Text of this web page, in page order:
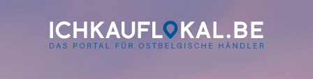
ich kauf lokal - Bei lokalen